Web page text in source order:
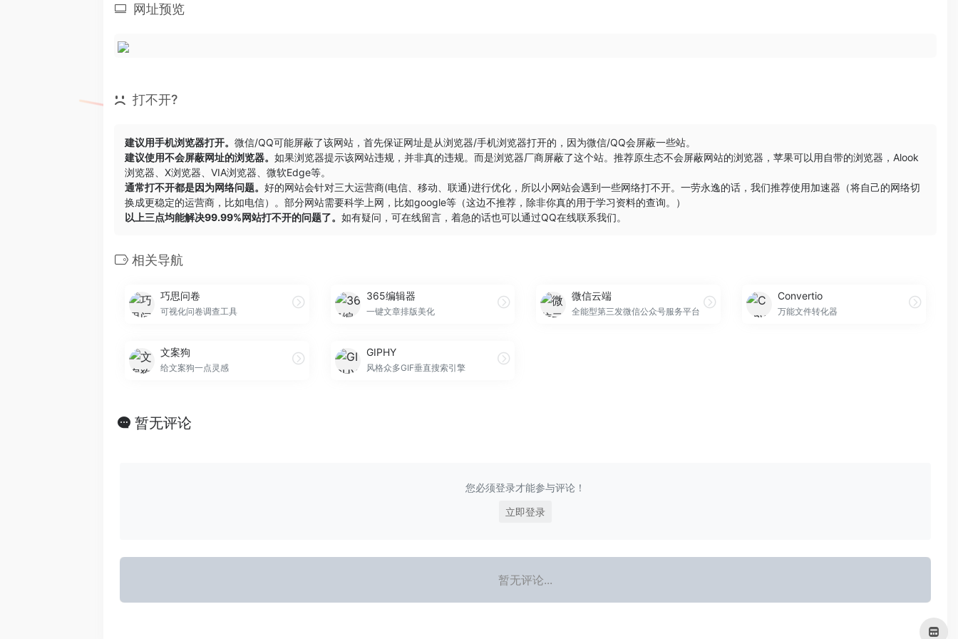
网址预览
打不开?
建议用手机浏览器打开。 微信/QQ可能屏蔽了该网站，首先保证网址是从浏览器/手机浏览器打开的，因为微信/QQ会屏蔽一些站。
建议使用不会屏蔽网址的浏览器。 如果浏览器提示该网站违规，并非真的违规。而是浏览器厂商屏蔽了这个站。推荐原生态不会屏蔽网站的浏览器，苹果可以用自带的浏览器， Alook
浏览器
X浏览器 VIA浏览器 微软Edge等。
通常打不开都是因为网络问题。 好的网站会针对三大运营商(电信、移动、联通)进行优化，所以小网站会遇到一些网络打不开。一劳永逸的话，我们推荐使用加速器（将自己的网络切
换成更稳定的运营商，比如电信）。部分网站需要科学上网，比如google等（这边不推荐，除非你真的用于学习资料的查询。）
以上三点均能解决99.99%网站打不开的问题了。 如有疑问，可在线留言，着急的话也可以通过QQ在线联系我们。
相关导航
巧思问卷
可视化问卷调查工具
365编辑器
一键文章排版美化
微信云端
全能型第三发微信公众号服务平台
Convertio
万能文件转化器
文案狗
给文案狗一点灵感
GIPHY
风格众多GIF垂直搜索引擎
暂无评论
您必须登录才能参与评论！
立即登录
暂无评论...